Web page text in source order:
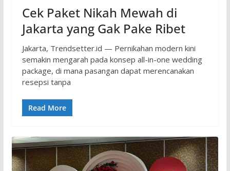
Cek Paket Nikah Mewah di
Jakarta yang Gak Pake Ribet
Jakarta, Trendsetter.id — Pernikahan modern kini
semakin mengarah pada konsep all-in-one wedding
package, di mana pasangan dapat merencanakan
resepsi tanpa
Read More